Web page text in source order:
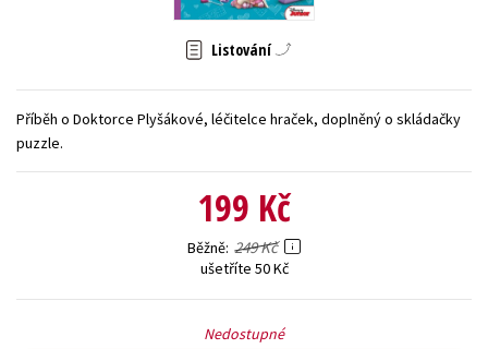
Listování
Příběh o Doktorce Plyšákové, léčitelce hraček, doplněný o skládačky
puzzle.
199 Kč
Běžně 249 Kč
ušetříte 50 Kč
Nedostupné